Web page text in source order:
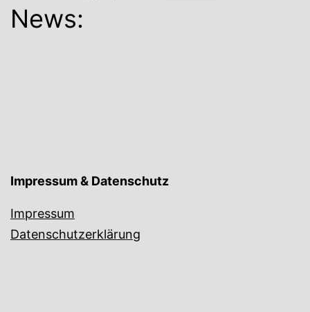
News:
Impressum & Datenschutz
Impressum
Datenschutzerklärung